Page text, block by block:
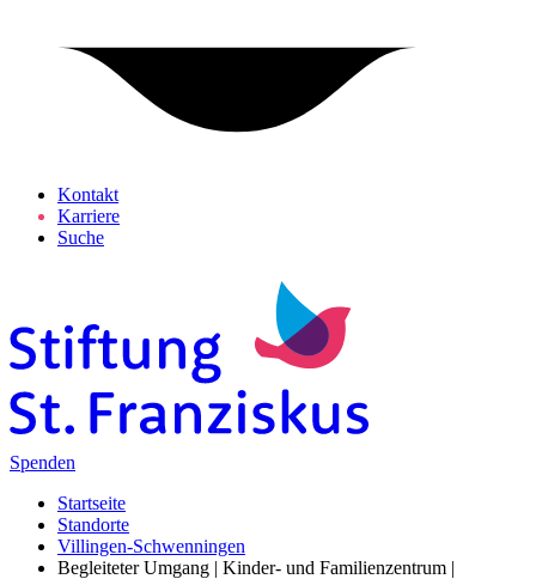
Kontakt
Karriere
Suche
Spenden
Startseite
Standorte
Villingen-Schwenningen
Begleiteter Umgang | Kinder- und Familienzentrum |